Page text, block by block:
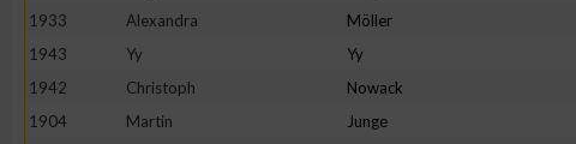
1933
Alexandra Möller
1943
Yy Yy
1942
Christoph Nowack
1904
Martin Junge
Verwendung reduzierter Daten zur Auswahl von Inhalten